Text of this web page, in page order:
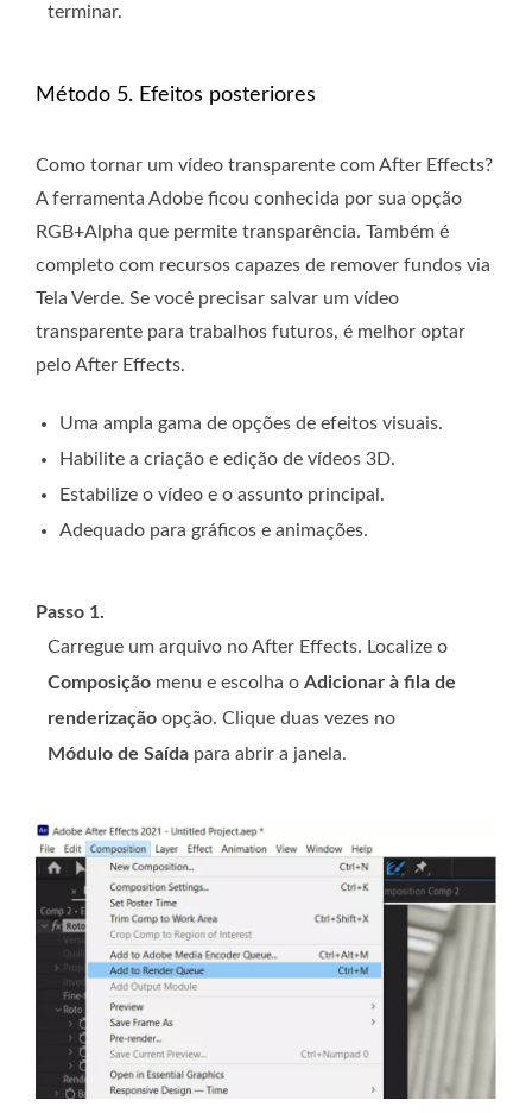
terminar.
Método 5. Efeitos posteriores
Como tornar um vídeo transparente com After Effects?
A ferramenta Adobe ficou conhecida por sua opção
RGB+Alpha que permite transparência. Também é
completo com recursos capazes de remover fundos via
Tela Verde. Se você precisar salvar um vídeo
transparente para trabalhos futuros, é melhor optar
pelo After Effects.
Uma ampla gama de opções de efeitos visuais.
Habilite a criação e edição de vídeos 3D.
Estabilize o vídeo e o assunto principal.
Adequado para gráficos e animações.
Passo 1.
Carregue um arquivo no After Effects. Localize o
Composição menu e escolha o Adicionar à fila de
renderização opção. Clique duas vezes no
Módulo de Saída para abrir a janela.